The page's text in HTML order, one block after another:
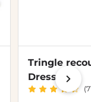
Tringle
Dressing